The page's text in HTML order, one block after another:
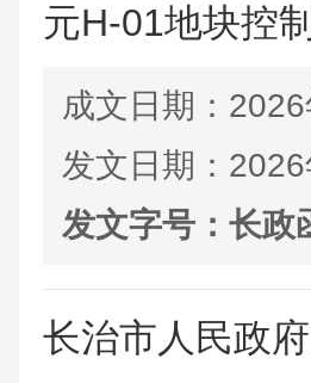
元H-01地块控
成文日期： 2026
发文日期： 2026
发文字号： 长政
长治市人民政